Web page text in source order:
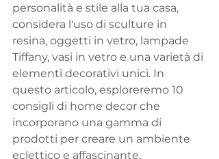
personalità e stile alla tua casa,
considera l'uso di sculture in
resina, oggetti in vetro, lampade
Tiffany, vasi in vetro e una varietà di
elementi decorativi unici. In
questo articolo, esploreremo 10
consigli di home decor che
incorporano una gamma di
prodotti per creare un ambiente
eclettico e affascinante.